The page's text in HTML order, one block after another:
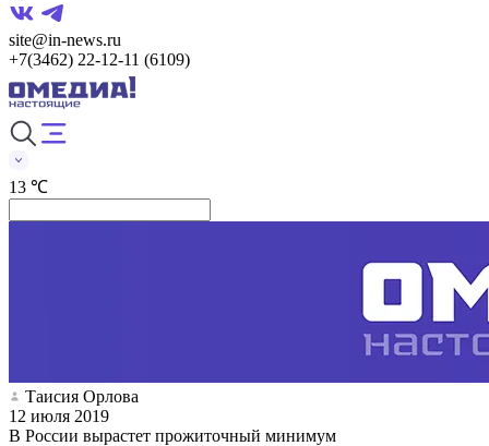
site@in-news.ru
+7(3462) 22-12-11 (6109)
13 ℃
Таисия Орлова
12 июля 2019
В России вырастет прожиточный минимум